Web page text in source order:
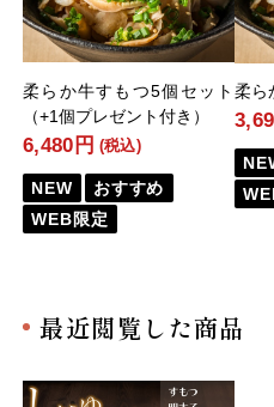
柔らか牛すもつ5個セット
（+1個プレゼント付き）
6,480円 (税込)
NEW
おすすめ
WEB限定
柔ら
最近閲覧した商品